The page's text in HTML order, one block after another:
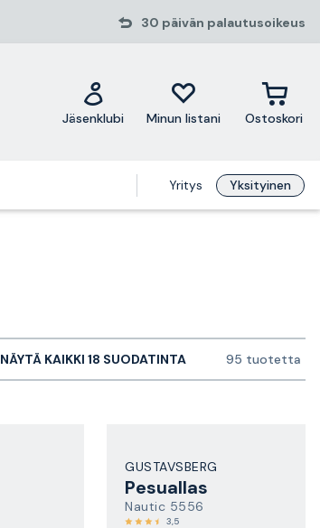
30 päivän palautusoikeus
Jäsenklubi Minun listani Ostoskori
Yritys Yksityinen
NÄYTÄ KAIKKI 18 SUODATINTA 95 tuotetta
GUSTAVSBERG
Pesuallas
Nautic 5556
3,5